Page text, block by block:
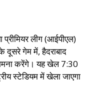
लीग (आईपीएल)
गेम में, हैदराबाद
करेंगे। यह खेल 7:30
स्टेडियम में खेला जाएगा